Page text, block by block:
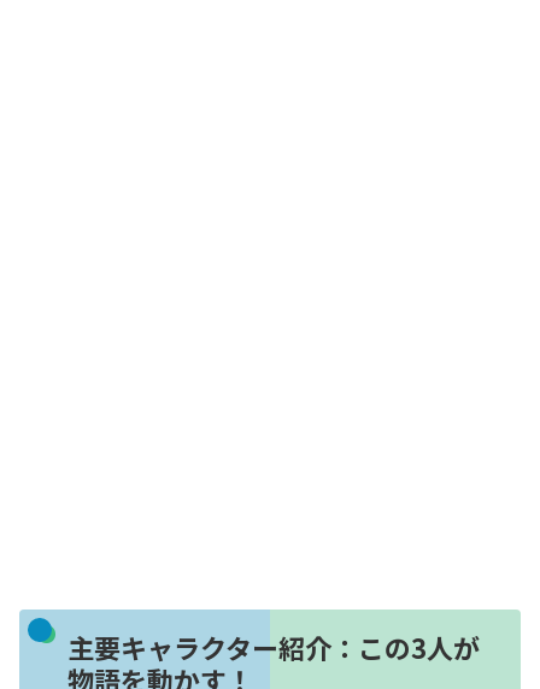
主要キャラクター紹介：この3人が
物語を動かす！